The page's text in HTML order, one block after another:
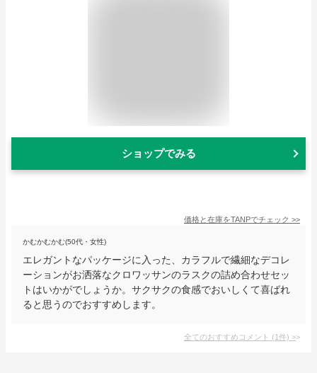
ショップでみる
価格と在庫をTANPでチェック >>
かむかむかむ(50代・女性)
エレガントなパッケージに入った、カラフルで繊細なデコレ
ーションがお洒落なクロワッサンのラスクの詰め合わせセッ
トはいかがでしょうか。サクサクの食感でおいしくて喜ばれ
ると思うのでおすすめします。
全てのおすすめコメント (1件) >